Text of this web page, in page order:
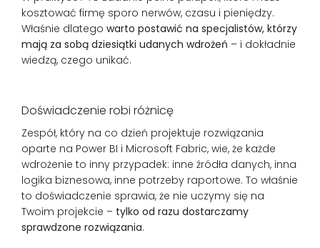
kosztować firmę sporo nerwów, czasu i pieniędzy.
Właśnie dlatego warto postawić na specjalistów, którzy
mają za sobą dziesiątki udanych wdrożeń – i dokładnie
wiedzą, czego unikać.
Doświadczenie robi różnicę
Zespół, który na co dzień projektuje rozwiązania
oparte na Power BI i Microsoft Fabric, wie, że każde
wdrożenie to inny przypadek: inne źródła danych, inna
logika biznesowa, inne potrzeby raportowe. To właśnie
to doświadczenie sprawia, że nie uczymy się na
Twoim projekcie – tylko od razu dostarczamy
sprawdzone rozwiązania.